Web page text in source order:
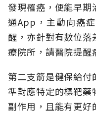
發現罹癌，便能早期
通App，主動向癌
醒，亦針對有數位
療院所，請醫院提醒
第二支箭是健保給
準對應特定的標靶
副作用，且能有更好